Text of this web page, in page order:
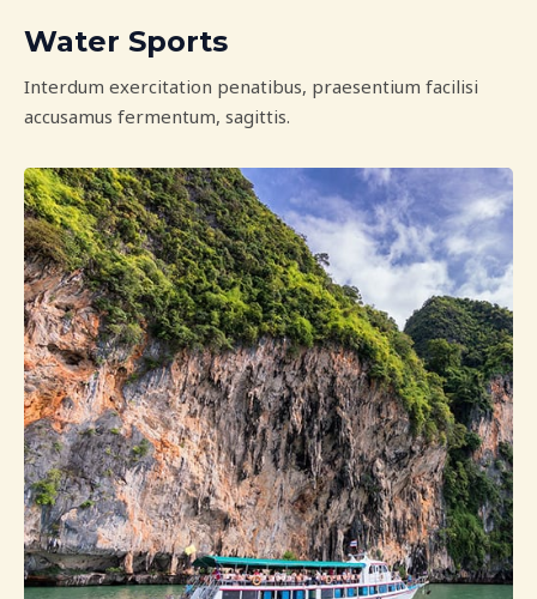
Water Sports
Interdum exercitation penatibus, praesentium facilisi
accusamus fermentum, sagittis.